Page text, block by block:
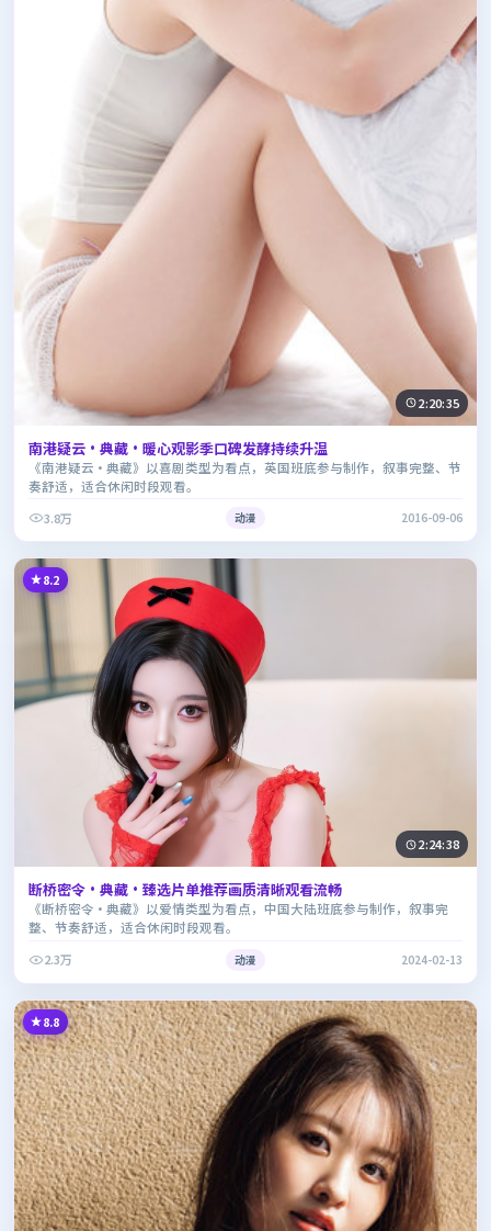
2:20:35
南港疑云·典藏·暖心观影季口碑发酵持续升温
《南港疑云·典藏》以喜剧类型为看点，英国班底参与制作，叙事完整、节
奏舒适，适合休闲时段观看。
3.8万
动漫 2016-09-06
8.2
2:24:38
断桥密令·典藏·臻选片单推荐画质清晰观看流畅
《断桥密令·典藏》以爱情类型为看点，中国大陆班底参与制作，叙事完
整、节奏舒适，适合休闲时段观看。
2.3万
动漫 2024-02-13
8.8